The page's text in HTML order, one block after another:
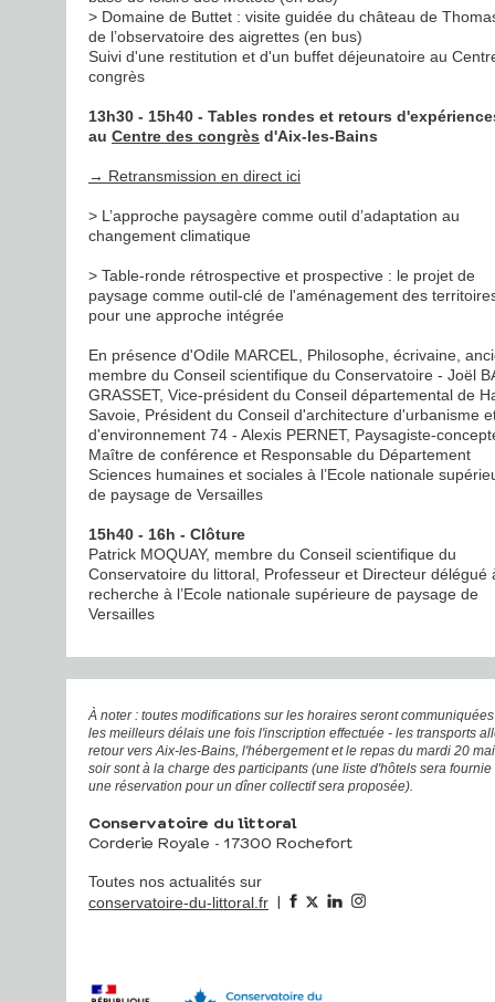
> Domaine de Buttet : visite guidée du château de
de l’observatoire des aigrettes (en bus)
Suivi d'une restitution et d'un buffet déjeunatoire au
congrès
13h30 - 15h40 - Tables rondes et retours
au Centre des congrès d'Aix-les-Bains
→ Retransmission en direct ici
> L’approche paysagère comme outil d’adaptation au
changement climatique
> Table-ronde rétrospective et prospective : le projet de
paysage comme outil-clé de l'aménagement des
pour une approche intégrée
En présence d'Odile MARCEL, Philosophe, écrivaine,
membre du Conseil scientifique du Conservatoire - Joël
GRASSET, Vice-président du Conseil départemental de
Savoie, Président du Conseil d'architecture d'urbanisme
d'environnement 74 - Alexis PERNET, Paysagiste-
Maître de conférence et Responsable du Département
Sciences humaines et sociales à l’Ecole nationale
de paysage de Versailles
15h40 - 16h - Clôture
Patrick MOQUAY, membre du Conseil scientifique du
Conservatoire du littoral, Professeur et Directeur délégué
recherche à l’Ecole nationale supérieure de paysage de
Versailles
À noter : toutes modifications sur les horaires seront
les meilleurs délais une fois l'inscription effectuée - les transports
retour vers Aix-les-Bains, l'hébergement et le repas du mardi 20
soir sont à la charge des participants (une liste d'hôtels sera fournie
une réservation pour un dîner collectif sera proposée).
Conservatoire du littoral
Corderie Royale - 17300 Rochefort
Toutes nos actualités sur
conservatoire-du-littoral.fr |